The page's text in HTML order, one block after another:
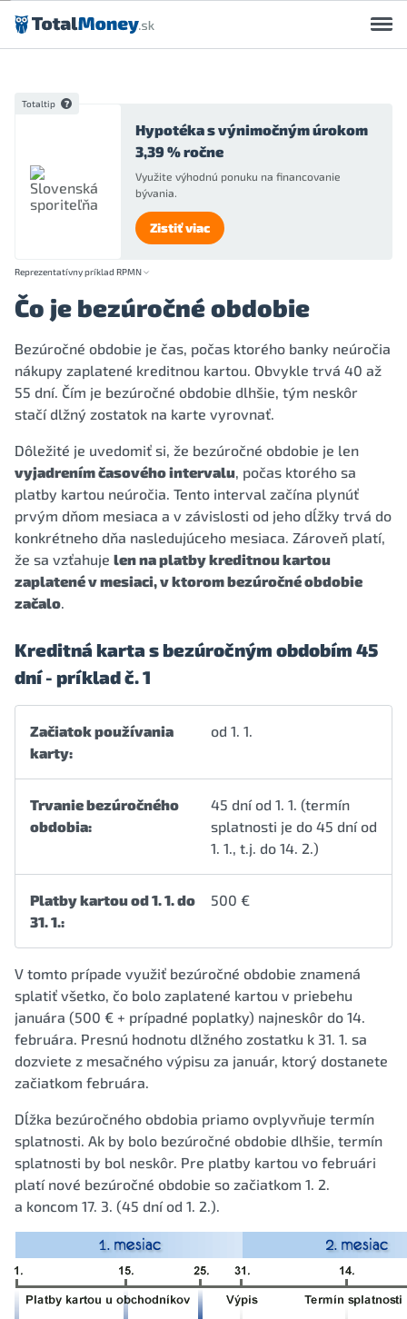
Preskočiť na obsah
Totaltip
Hypotéka s výnimočným úrokom
3,39 % ročne
Využite výhodnú ponuku na financovanie
bývania.
Zistiť viac
Reprezentatívny príklad RPMN
Čo je bezúročné obdobie
Bezúročné obdobie je čas, počas ktorého banky neúročia
nákupy zaplatené kreditnou kartou. Obvykle trvá 40 až
55 dní. Čím je bezúročné obdobie dlhšie, tým neskôr
stačí dlžný zostatok na karte vyrovnať.
Dôležité je uvedomiť si, že bezúročné obdobie je len
vyjadrením časového intervalu, počas ktorého sa
platby kartou neúročia. Tento interval začína plynúť
prvým dňom mesiaca a v závislosti od jeho dĺžky trvá do
konkrétneho dňa nasledujúceho mesiaca. Zároveň platí,
že sa vzťahuje len na platby kreditnou kartou
zaplatené v mesiaci, v ktorom bezúročné obdobie
začalo.
Kreditná karta s bezúročným obdobím 45
dní - príklad č. 1
Začiatok používania
karty:
od 1. 1.
Trvanie bezúročného
obdobia:
45 dní od 1. 1. (termín
splatnosti je do 45 dní od
1. 1., t.j. do 14. 2.)
Platby kartou od 1. 1. do
31. 1.:
500 €
V tomto prípade využiť bezúročné obdobie znamená
splatiť všetko, čo bolo zaplatené kartou v priebehu
januára (500 € + prípadné poplatky) najneskôr do 14.
februára. Presnú hodnotu dlžného zostatku k 31. 1. sa
dozviete z mesačného výpisu za január, ktorý dostanete
začiatkom februára.
Dĺžka bezúročného obdobia priamo ovplyvňuje termín
splatnosti. Ak by bolo bezúročné obdobie dlhšie, termín
splatnosti by bol neskôr. Pre platby kartou vo februári
platí nové bezúročné obdobie so začiatkom 1. 2.
a koncom 17. 3. (45 dní od 1. 2.).